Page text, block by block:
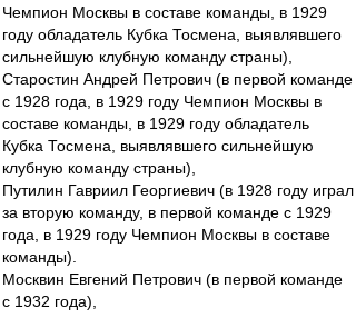
Чемпион Москвы в составе команды, в 1929
году обладатель Кубка Тосмена, выявлявшего
сильнейшую клубную команду страны),
Старостин Андрей Петрович (в первой команде
с 1928 года, в 1929 году Чемпион Москвы в
составе команды, в 1929 году обладатель
Кубка Тосмена, выявлявшего сильнейшую
клубную команду страны),
Путилин Гавриил Георгиевич (в 1928 году играл
за вторую команду, в первой команде с 1929
года, в 1929 году Чемпион Москвы в составе
команды).
Москвин Евгений Петрович (в первой команде
с 1932 года),